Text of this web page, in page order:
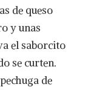
de queso
y unas
el saborcito
se curten.
de